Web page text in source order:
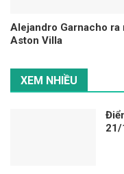
Alejandro Garnacho ra
Aston Villa
XEM NHIỀU
21/